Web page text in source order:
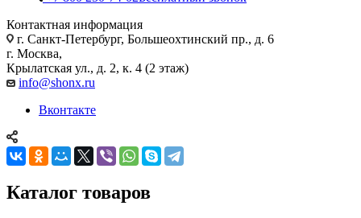
Контактная информация
г. Санкт-Петербург, Большеохтинский пр., д. 6
г. Москва,
Крылатская ул., д. 2, к. 4 (2 этаж)
info@shonx.ru
Вконтакте
Каталог товаров